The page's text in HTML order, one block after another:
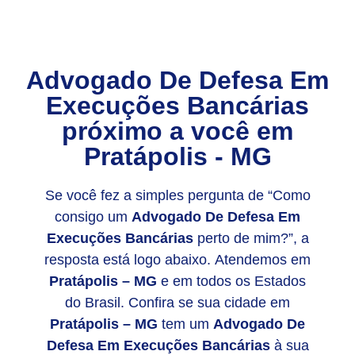
Advogado De Defesa Em
Execuções Bancárias
próximo a você em
Pratápolis - MG
Se você fez a simples pergunta de “Como
consigo um Advogado De Defesa Em
Execuções Bancáriasperto de mim?”, a
resposta está logo abaixo. Atendemos em
Pratápolis – MG e em todos os Estados
do Brasil. Confira se sua cidade em
Pratápolis – MG tem um Advogado De
Defesa Em Execuções Bancáriasà sua